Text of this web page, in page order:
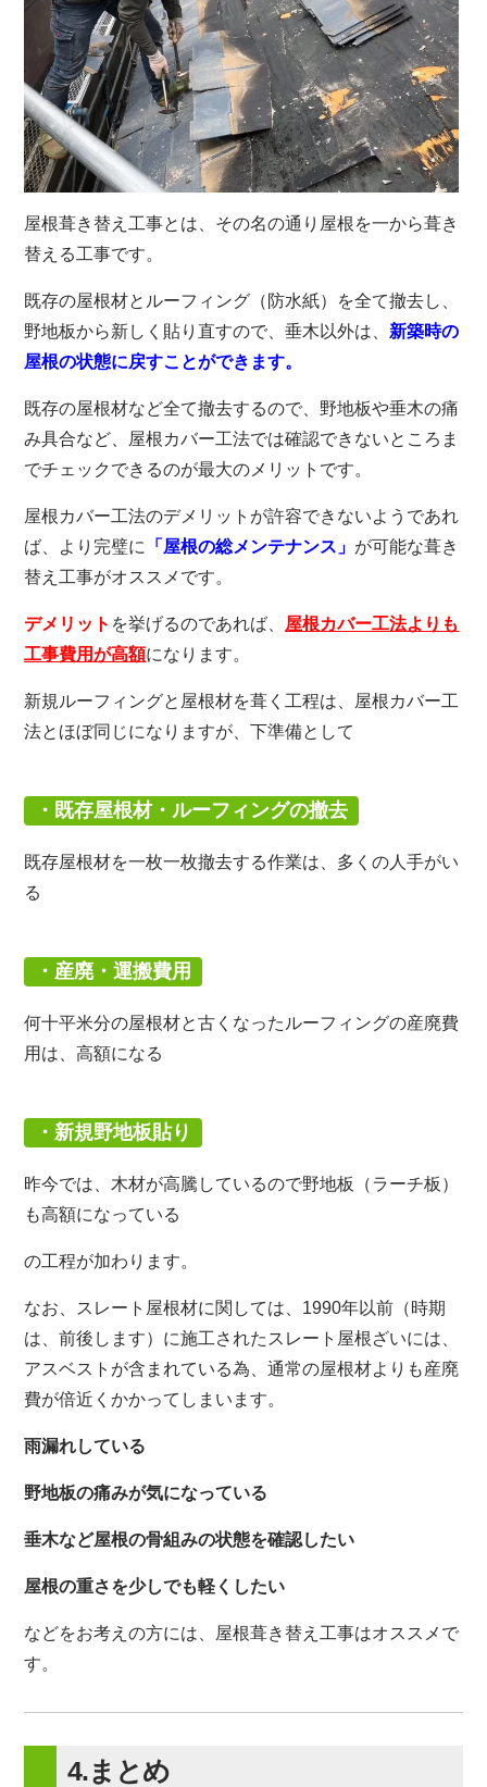
屋根葺き替え工事とは、その名の通り屋根を一から葺き
替える工事です。
既存の屋根材とルーフィング（防水紙）を全て撤去し、
野地板から新しく貼り直すので、垂木以外は、 新築時の
屋根の状態に戻すことができます。
既存の屋根材など全て撤去するので、野地板や垂木の痛
み具合など、屋根カバー工法では確認できないところま
でチェックできるのが最大のメリットです。
屋根カバー工法のデメリットが許容できないようであれ
ば、より完璧に
「屋根の総メンテナンス」 が可能な葺き
替え工事がオススメです。
デメリット を挙げるのであれば、 屋根カバー工法よりも
工事費用が高額になります。
新規ルーフィングと屋根材を葺く工程は、屋根カバー工
法とほぼ同じになりますが、下準備として
・既存屋根材・ルーフィングの撤去
既存屋根材を一枚一枚撤去する作業は、多くの人手がい
る
・産廃・運搬費用
何十平米分の屋根材と古くなったルーフィングの産廃費
用は、高額になる
・新規野地板貼り
昨今では、木材が高騰しているので野地板（ラーチ板）
も高額になっている
の工程が加わります。
なお、スレート屋根材に関しては、1990年以前（時期
は、前後します）に施工されたスレート屋根ざいには、
アスベストが含まれている為、通常の屋根材よりも産廃
費が倍近くかかってしまいます。
雨漏れしている
野地板の痛みが気になっている
垂木など屋根の骨組みの状態を確認したい
屋根の重さを少しでも軽くしたい
などをお考えの方には、屋根葺き替え工事はオススメで
す。
4.まとめ